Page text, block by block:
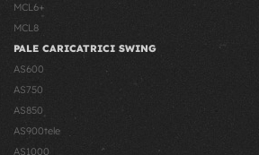
MCL6+
MCL8
PALE CARICATRICI SWING
AS600
AS750
AS850
AS900tele
AS1000